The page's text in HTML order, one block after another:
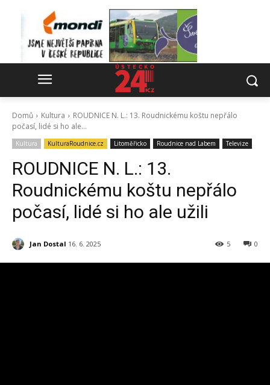
Domů Kultura
ROUDNICE N. L.: 13. Roudnickému koštu nepřálo
počasí, lidé si ho ale...
Kultura KulturaRoudnice.cz Litoměřicko Roudnice nad Labem Televize
ROUDNICE N. L.: 13.
Roudnickému koštu nepřálo
počasí, lidé si ho ale užili
Jan Dostal 16. 6. 2025 0
5